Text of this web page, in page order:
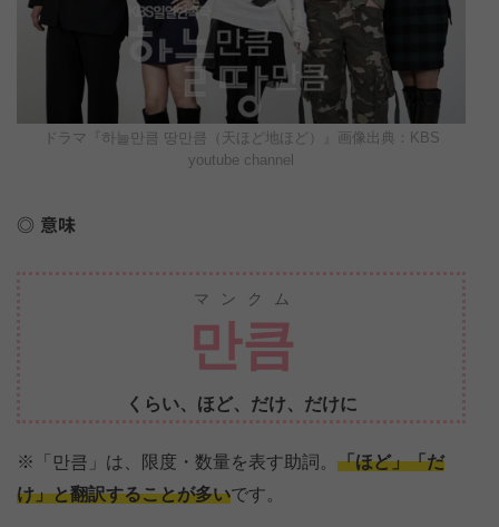
ドラマ『하늘만큼 땅만큼（天ほど地ほど）』画像出典：KBS
youtube channel
意味
만큼
マンクム
くらい、ほど、だけ、だけに
※「만큼」は、限度・数量を表す助詞。 「ほど」「だ
け」と翻訳することが多いです。